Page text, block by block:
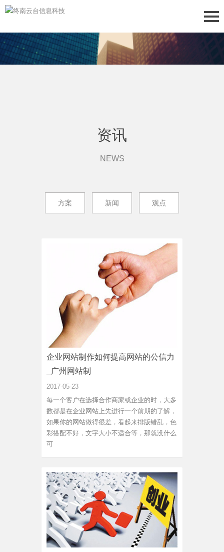
资讯
NEWS
方案 新闻 观点
企业网站制作如何提高网站的公信力
_广州网站制
2017-05-23
每一个客户在选择合作商家或企业的时，大多
数都是在企业网站上先进行一个前期的了解，
如果你的网站做得很差，看起来排版错乱，色
彩搭配不好，文字大小不适合等，那就没什么
可